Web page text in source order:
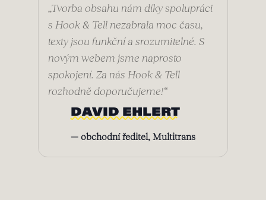
„Tvorba obsahu nám díky spolupráci
s Hook & Tell nezabrala moc času,
texty jsou funkční a srozumitelné. S
novým webem jsme naprosto
spokojení. Za nás Hook & Tell
rozhodně doporučujeme!“
DAVID EHLERT
— obchodní ředitel, Multitrans